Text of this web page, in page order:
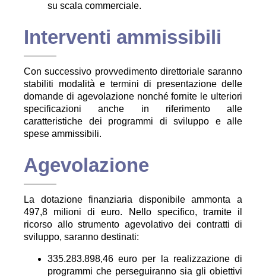
su scala commerciale.
Interventi ammissibili
Con successivo provvedimento direttoriale saranno
stabiliti modalità e termini di presentazione delle
domande di agevolazione nonché fornite le ulteriori
specificazioni anche in riferimento alle
caratteristiche dei programmi di sviluppo e alle
spese ammissibili.
Agevolazione
La dotazione finanziaria disponibile ammonta a
497,8 milioni di euro. Nello specifico, tramite il
ricorso allo strumento agevolativo dei contratti di
sviluppo, saranno destinati:
335.283.898,46 euro per la realizzazione di
programmi che perseguiranno sia gli obiettivi